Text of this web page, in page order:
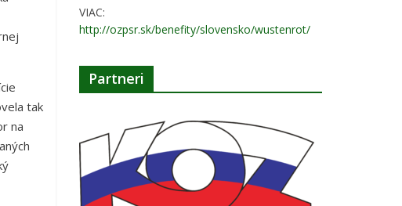
tak
na
VIAC:
http://ozpsr.sk/benefity/slovensko/wustenrot/
Partneri